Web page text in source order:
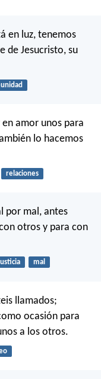
en luz, tenemos
de Jesucristo, su
en amor unos para
lo hacemos
relaciones
por mal, antes
otros y para con
mal
llamados;
ocasión para
a los otros.